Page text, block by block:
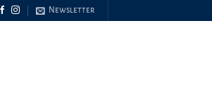
Newsletter